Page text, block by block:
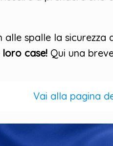
spalle la sicurezza
loro case! Qui una
Vai alla pagina